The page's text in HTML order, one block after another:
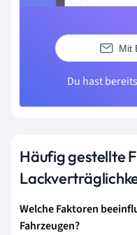
Mit
Du hast
Häufig gestellte
Welche Faktoren
Fahrzeugen?